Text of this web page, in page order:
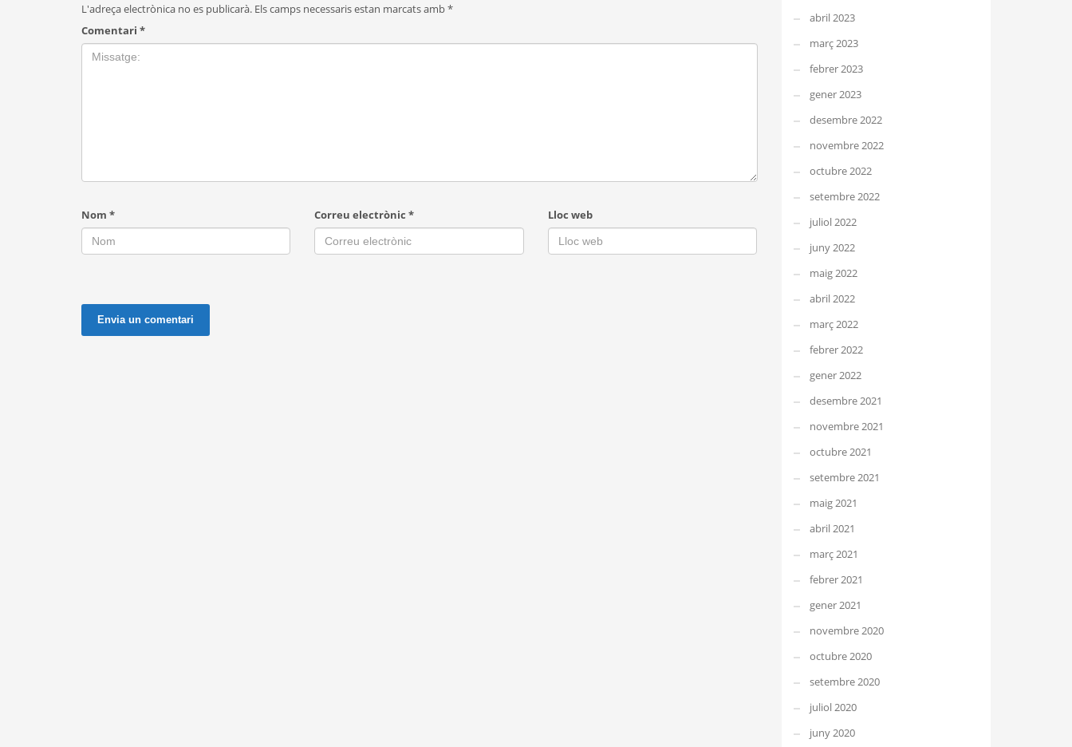
L'adreça electrònica no es publicarà. Els camps necessaris estan marcats amb*
Comentari *
Nom * Correu electrònic* Lloc web
abril 2023
març 2023
febrer 2023
gener 2023
desembre 2022
novembre 2022
octubre 2022
setembre 2022
juliol 2022
juny 2022
maig 2022
abril 2022
març 2022
febrer 2022
gener 2022
desembre 2021
novembre 2021
octubre 2021
setembre 2021
maig 2021
abril 2021
març 2021
febrer 2021
gener 2021
novembre 2020
octubre 2020
setembre 2020
juliol 2020
juny 2020